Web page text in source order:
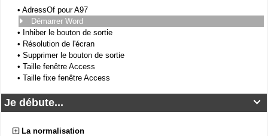
• AdressOf pour A97
Démarrer Word
• Inhiber le bouton de sortie
• Résolution de l'écran
• Supprimer le bouton de sortie
• Taille fenêtre Access
• Taille fixe fenêtre Access

Je débute...
La normalisation